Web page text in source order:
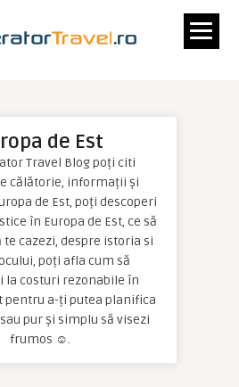
de Est
Travel Blog poți citi
călătorie, informații și
de Est, poți descoperi
în Europa de Est, ce să
te cazezi, despre istoria si
poți afla cum să
la costuri rezonabile în
pentru a-ți putea planifica
pur și simplu să visezi
frumos ☺.